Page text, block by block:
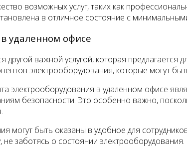
возможных услуг, таких как
в отличное состояние с
удаленном офисе
другой важной услугой, которая
электрооборудования, которые могут
электрооборудования в удаленном офисе
безопасности. Это особенно важно,
могут быть оказаны в удобное для
заботясь о состоянии электрооборудования.